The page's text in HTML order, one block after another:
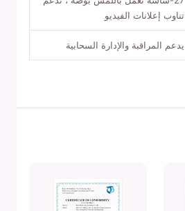
تناوب إعلانات الفيديو
يدعم المراقبة والإدارة السحابية